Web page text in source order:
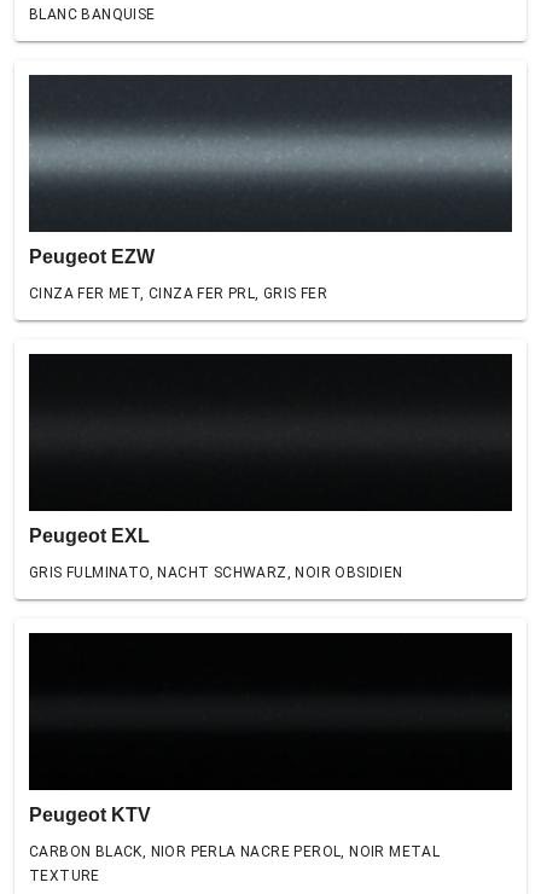
BLANC BANQUISE
Peugeot EZW
CINZA FER MET, CINZA FER PRL, GRIS FER
Peugeot EXL
GRIS FULMINATO, NACHT SCHWARZ, NOIR OBSIDIEN
Peugeot KTV
CARBON BLACK, NIOR PERLA NACRE PEROL, NOIR METAL
TEXTURE